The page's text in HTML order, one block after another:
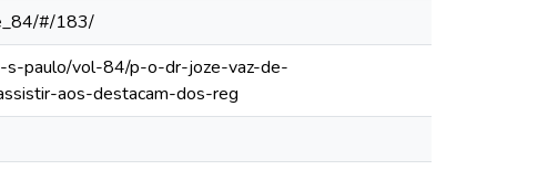
#/183/
s-paulo/vol-84/p-o-dr-joze-vaz-de-
aos-destacam-dos-reg